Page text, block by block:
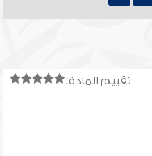
تقييم المادة: